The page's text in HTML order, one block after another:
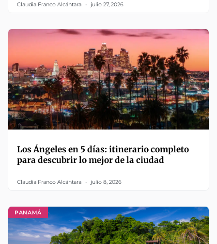
Claudia Franco Alcántara julio 27, 2026
Los Ángeles en 5 días: itinerario completo
para descubrir lo mejor de la ciudad
Claudia Franco Alcántara julio 8, 2026
PANAMÁ